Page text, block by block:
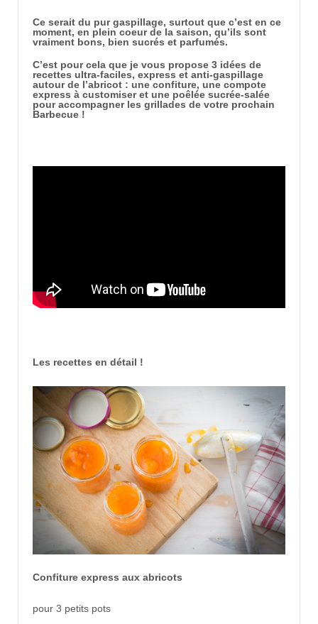
Ce serait du pur gaspillage, surtout que c’est en ce
moment, en plein coeur de la saison, qu’ils sont
vraiment bons, bien sucrés et parfumés.
C’est pour cela que je vous propose 3 idées de
recettes ultra-faciles, express et anti-gaspillage
autour de l’abricot : une confiture, une compote
express à customiser et une poêlée sucrée-salée
pour accompagner les grillades de votre prochain
Barbecue !
Les recettes en détail !
Confiture express aux abricots
pour 3 petits pots